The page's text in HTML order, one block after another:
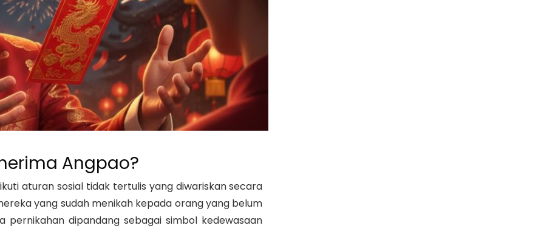
Angpao?
aturan sosial tidak tertulis yang diwariskan secara
yang sudah menikah kepada orang yang belum
dipandang sebagai simbol kedewasaan